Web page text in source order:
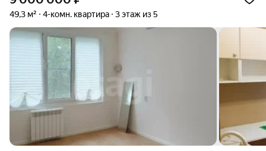
49,3 м² 4-комн. квартира 3 этаж из 5